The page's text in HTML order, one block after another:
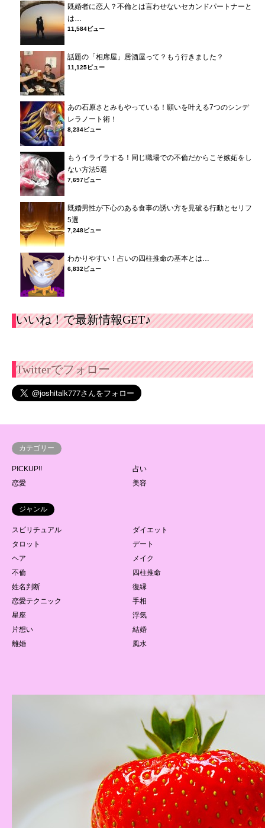
既婚者に恋人？不倫とは言わせないセカンドパートナーと
は…
11,584ビュー
話題の「相席屋」居酒屋って？もう行きました？
11,125ビュー
あの石原さとみもやっている！願いを叶える7つのシンデ
レラノート術！
8,234ビュー
もうイライラする！同じ職場での不倫だからこそ嫉妬をし
ない方法5選
7,697ビュー
既婚男性が下心のある食事の誘い方を見破る行動とセリフ
5選
7,248ビュー
わかりやすい！占いの四柱推命の基本とは…
6,832ビュー
いいね！で最新情報GET♪
Twitterでフォロー
カテゴリー
PICKUP!!
占い
恋愛
美容
ジャンル
スピリチュアル
ダイエット
タロット
デート
ヘア
メイク
不倫
四柱推命
姓名判断
復縁
恋愛テクニック
手相
星座
浮気
片想い
結婚
離婚
風水